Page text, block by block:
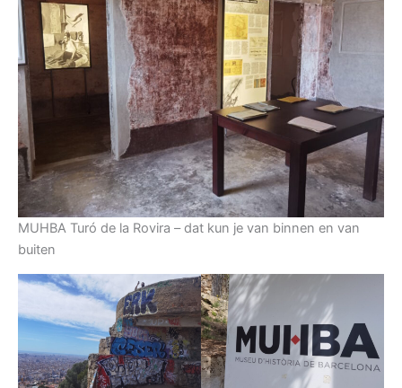
MUHBA Turó de la Rovira – dat kun je van binnen en van
buiten